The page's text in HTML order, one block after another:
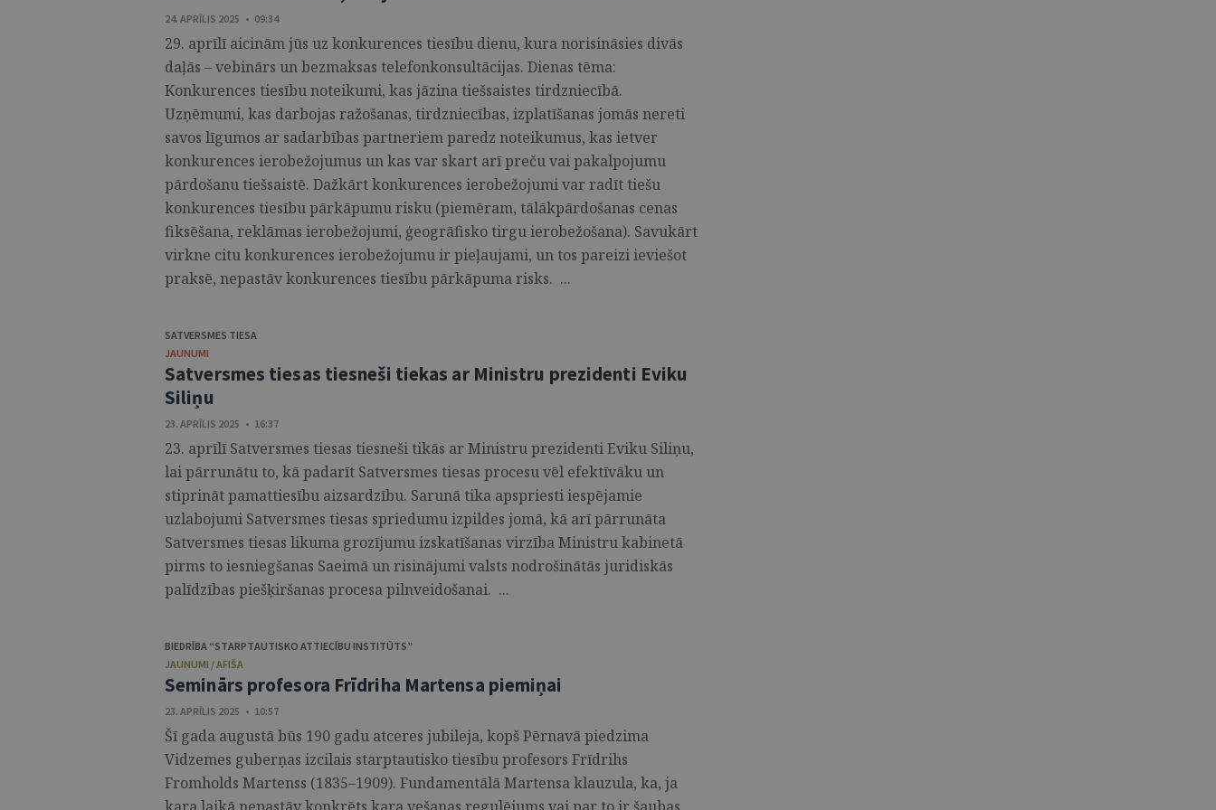
24. APRĪLIS 2025 • 09:34
29. aprīlī aicinām jūs uz konkurences tiesību dienu, kura norisināsies divās
daļās – vebinārs un bezmaksas telefonkonsultācijas. Dienas tēma:
Konkurences tiesību noteikumi, kas jāzina tiešsaistes tirdzniecībā.
Uzņēmumi, kas darbojas ražošanas, tirdzniecības, izplatīšanas jomās nereti
savos līgumos ar sadarbības partneriem paredz noteikumus, kas ietver
konkurences ierobežojumus un kas var skart arī preču vai pakalpojumu
pārdošanu tiešsaistē. Dažkārt konkurences ierobežojumi var radīt tiešu
konkurences tiesību pārkāpumu risku (piemēram, tālākpārdošanas cenas
fiksēšana, reklāmas ierobežojumi, ģeogrāfisko tirgu ierobežošana). Savukārt
virkne citu konkurences ierobežojumu ir pieļaujami, un tos pareizi ieviešot
praksē, nepastāv konkurences tiesību pārkāpuma risks. ...
SATVERSMES TIESA
JAUNUMI
Satversmes tiesas tiesneši tiekas ar Ministru prezidenti Eviku
Siliņu
23. APRĪLIS 2025 • 16:37
23. aprīlī Satversmes tiesas tiesneši tikās ar Ministru prezidenti Eviku Siliņu,
lai pārrunātu to, kā padarīt Satversmes tiesas procesu vēl efektīvāku un
stiprināt pamattiesību aizsardzību. Sarunā tika apspriesti iespējamie
uzlabojumi Satversmes tiesas spriedumu izpildes jomā, kā arī pārrunāta
Satversmes tiesas likuma grozījumu izskatīšanas virzība Ministru kabinetā
pirms to iesniegšanas Saeimā un risinājumi valsts nodrošinātās juridiskās
palīdzības piešķiršanas procesa pilnveidošanai. ...
BIEDRĪBA “STARPTAUTISKO ATTIECĪBU INSTITŪTS”
JAUNUMI / AFIŠA
Seminārs profesora Frīdriha Martensa piemiņai
23. APRĪLIS 2025 • 10:57
Šī gada augustā būs 190 gadu atceres jubileja, kopš Pērnavā piedzima
Vidzemes guberņas izcilais starptautisko tiesību profesors Frīdrihs
Fromholds Martenss (1835–1909). Fundamentālā Martensa klauzula, ka, ja